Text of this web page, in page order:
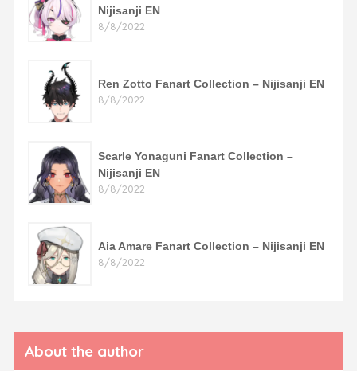
Nijisanji EN
8/8/2022
Ren Zotto Fanart Collection – Nijisanji EN
8/8/2022
Scarle Yonaguni Fanart Collection –
Nijisanji EN
8/8/2022
Aia Amare Fanart Collection – Nijisanji EN
8/8/2022
About the author